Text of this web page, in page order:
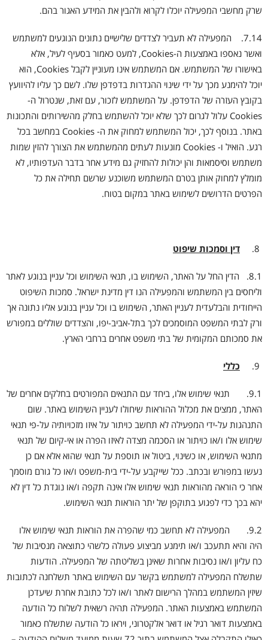
שרק מחשבי המפעילה יוכלו לקרוא ולהבין את המידע האגור בהם.
7.14. המפעילה לא תעביר לצדדים שלישיים נתונים הנוגעים למשתמש
ואשר נאספו באמצעות ה-Cookies, למעט כאמור בסעיף לעיל, אלא
באישורו של המשתמש. אם המשתמש אינו מעוניין לקבל Cookies, הוא
יוכל להימנע מכך על ידי שינוי ההגדרות בדפדפן שלו. לשם כך עליו להיוועץ
בקובץ העזרה של הדפדפן. על המשתמש לזכור, עם זאת, שנטרול ה-
Cookies עלול לגרום לכך שלא יוכל להשתמש בחלק מהשירותים והתכונות
באתר. בנוסף לכך, יכול המשתמש למחוק את ה- Cookies במחשב בכל
רגע. הואיל ו- Cookies מונעות לעתים מהמשתמש את הצורך להזין שמות
משתמש וסיסמאות והן יכולות להחזיק גם מידע אחר בדבר העדפותיו, לא
מומלץ למחוק אותן בטרם המשתמש משוכנע שרשם תחילה את כל
הפרטים הדרושים לשימוש באתר במקום בטוח.
דין וסמכות שיפוט
8.1. הדין החל על האתר, השימוש בו, תנאי השימוש וכל עניין בנוגע לאתר
וליחסים בין המשתמש והמפעילה הנו דין מדינת ישראל. סמכות השיפוט
הייחודית והבלעדית לעניין האתר, השימוש בו וכל עניין בנוגע אליו נתונה אך
ורק לבתי המשפט המוסמכים לכך בתל-אביב-יפו, והצדדים שוללים במפורש
את סמכותם המקומית של בתי משפט אחרים ברחבי הארץ.
כללי
9.1. תנאי שימוש אלו, ביחד עם התנאים המפורטים בחלקים אחרים של
האתר, ממצים את מכלול ההוראות שיחולו לעניין השימוש באתר. שום
התנהגות על-ידי המפעילה לא תחשב כויתור על איזו מזכויותיה על-פי תנאי
שימוש אלו ו/או כויתור או הסכמה מצדה לאיזו הפרה או אי-קיום של תנאי
מתנאי השימוש, או כשינוי, ביטול או תוספת על תנאי שהוא אלא אם כן
נעשו במפורש ובכתב. ככל שייקבע על-ידי בית-משפט ו/או כל גורם מוסמך
אחר כי הוראה מהוראות תנאי שימוש אלו אינה תקפה ו/או נוגדת כל דין לא
יהא בכך כדי לפגוע בתוקפן של יתר הוראות תנאי השימוש.
9.2. המפעילה לא תחשב כמי שהפרה את הוראות תנאי שימוש אלו
היה והיא תתעכב ו/או תימנע מביצוע פעולה כלשהי כתוצאה מנסיבות של
כח עליון ו/או נסיבות אחרות שאינן בשליטתה של המפעילה. הודעות
שתשלח המפעילה למשתמש בקשר עם השימוש באתר תשלחנה לכתובות
שיזין המשתמש במהלך הרישום לאתר ו/או לכל כתובת אחרת שיעדכן
המשתמש באמצעות האתר. המפעילה תהיה רשאית לשלוח כל הודעה
באמצעות דואר רגיל או דואר אלקטרוני, ויראו כל הודעה שתשלח כאמור